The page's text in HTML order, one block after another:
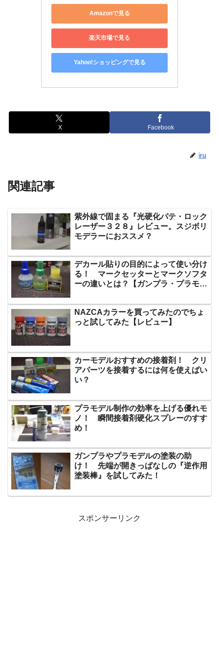
Amazonで見る
楽天市場で見る
Yahoo!ショッピングで見る
X Facebook
iru
関連記事
紫外線で固まる『光硬化パテ・ロック
レーザー３２８』レビュー。スジボリ
モデラーにおススメ？
デカール貼りの目的によって使い分け
る！ マークセッターとマークソフタ
ーの違いとは？【ガンプラ・プラモデ
NAZCAカラーを買ってみたのでちょ
っと試してみた【レビュー】
カーモデルおすすめの接着剤！ クリ
アパーツを接着するには何を使えばい
い？
プラモデル制作の効率を上げる優れモ
ノ！ 瞬間接着剤硬化スプレーのすす
め！
ガンプラやプラモデルの塗装の助
け！ 先端が開きっぱなしの『逆作用
塗装棒』を試してみた！
スポンサーリンク